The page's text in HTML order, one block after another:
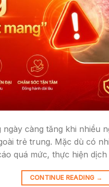
càng tăng khi nhiều
trẻ trung. Mặc dù có
quá mức, thực hiện
CONTINUE READING →